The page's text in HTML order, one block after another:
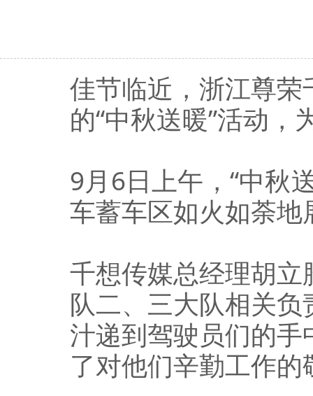
佳节临近，浙江尊
的“中秋送暖”活动
9月6日上午，“中秋
车蓄车区如火如荼地
千想传媒总经理胡
队二、三大队相关
汁递到驾驶员们的
了对他们辛勤工作